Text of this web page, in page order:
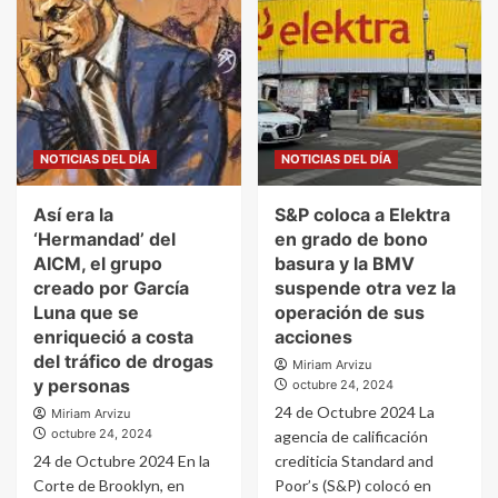
NOTICIAS DEL DÍA
Así era la
‘Hermandad’ del
AICM, el grupo
creado por García
Luna que se
enriqueció a costa
del tráfico de drogas
y personas
Miriam Arvizu
octubre 24, 2024
24 de Octubre 2024 En la
Corte de Brooklyn, en
NOTICIAS DEL DÍA
S&P coloca a Elektra
en grado de bono
basura y la BMV
suspende otra vez la
operación de sus
acciones
Miriam Arvizu
octubre 24, 2024
24 de Octubre 2024 La
agencia de calificación
crediticia Standard and
Poor’s (S&P) colocó en